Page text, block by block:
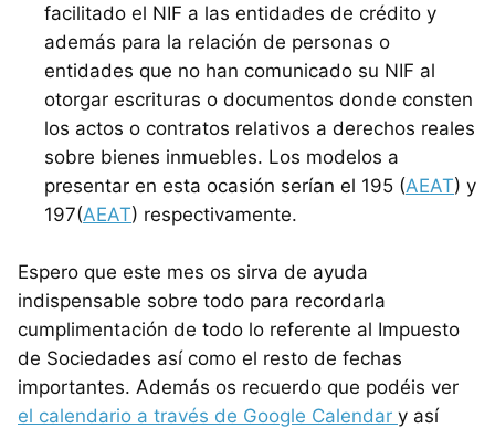
facilitado el NIF a las entidades de crédito y
además para la relación de personas o
entidades que no han comunicado su NIF al
otorgar escrituras o documentos donde consten
los actos o contratos relativos a derechos reales
sobre bienes inmuebles. Los modelos a
presentar en esta ocasión serían el 195 (AEAT) y
197(AEAT) respectivamente.
Espero que este mes os sirva de ayuda
indispensable sobre todo para recordarla
cumplimentación de todo lo referente al Impuesto
de Sociedades así como el resto de fechas
importantes. Además os recuerdo que podéis ver
el calendario a través de Google Calendar y así